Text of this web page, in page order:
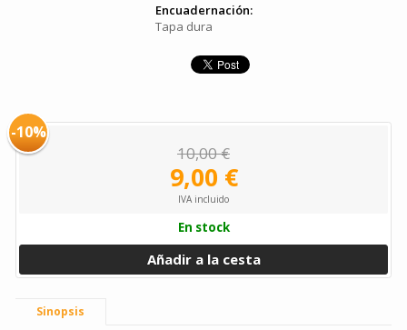
Encuadernación:
Tapa dura
-10%
10,00 €
9,00 €
IVA incluido
En stock
Añadir a la cesta
Sinopsis